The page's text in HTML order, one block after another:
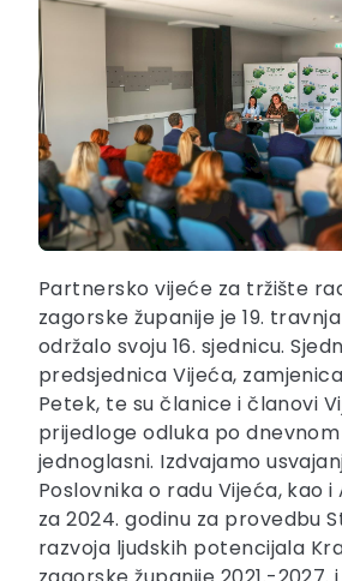
Partnersko vijeće za tržište
zagorske županije je 19.
održalo svoju 16. sjednicu.
predsjednica Vijeća,
Petek, te su članice i članovi
prijedloge odluka po
jednoglasni. Izdvajamo
Poslovnika o radu Vijeća, kao
za 2024. godinu za provedbu
razvoja ljudskih potencijala